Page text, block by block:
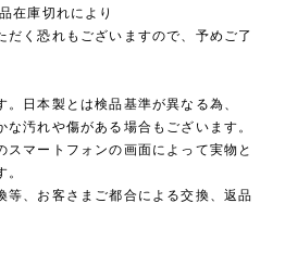
在庫切れにより
だく恐れもございますので、予めご了
。日本製とは検品基準が異なる為、
汚れや傷がある場合もございます。
スマートフォンの画面によって実物と
等、お客さまご都合による交換、返品